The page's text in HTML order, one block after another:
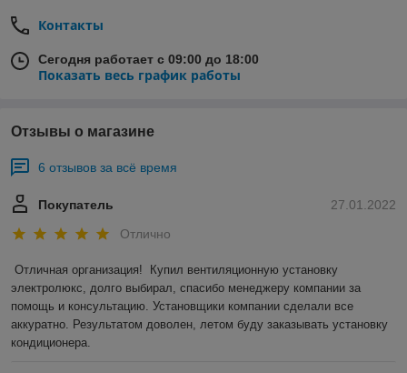
Контакты
Сегодня работает с 09:00 до 18:00
Показать весь график работы
Отзывы о магазине
6 отзывов за всё время
27.01.2022
Покупатель
Отлично
Отличная организация!  Купил вентиляционную установку
электролюкс, долго выбирал, спасибо менеджеру компании за
помощь и консультацию. Установщики компании сделали все
аккуратно. Результатом доволен, летом буду заказывать установку
кондиционера.